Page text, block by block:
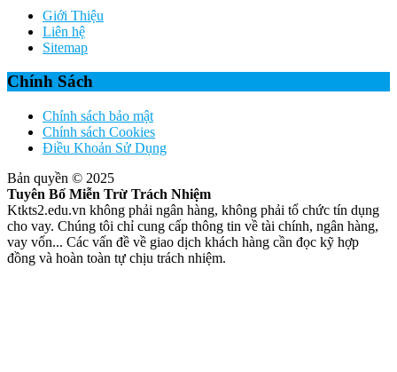
Giới Thiệu
Liên hệ
Sitemap
Chính Sách
Chính sách bảo mật
Chính sách Cookies
Điều Khoản Sử Dụng
Bản quyền © 2025
Tuyên Bố Miễn Trừ Trách Nhiệm
Ktkts2.edu.vn không phải ngân hàng, không phải tổ chức tín dụng
cho vay. Chúng tôi chỉ cung cấp thông tin về tài chính, ngân hàng,
vay vốn... Các vấn đề về giao dịch khách hàng cần đọc kỹ hợp
đồng và hoàn toàn tự chịu trách nhiệm.